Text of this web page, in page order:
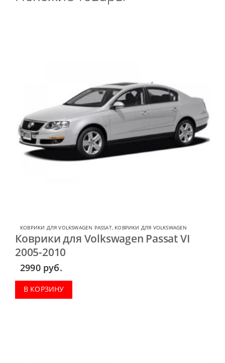
КОВРИКИ ДЛЯ VOLKSWAGEN PASSAT, КОВРИКИ ДЛЯ VOLKSWAGEN
Коврики для Volkswagen Passat VI
2005-2010
2990 руб.
В КОРЗИНУ